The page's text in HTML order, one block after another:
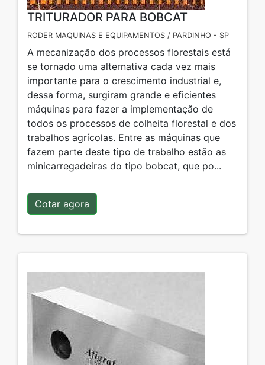
TRITURADOR PARA BOBCAT
RODER MAQUINAS E EQUIPAMENTOS / PARDINHO - SP
A mecanização dos processos florestais está
se tornado uma alternativa cada vez mais
importante para o crescimento industrial e,
dessa forma, surgiram grande e eficientes
máquinas para fazer a implementação de
todos os processos de colheita florestal e dos
trabalhos agrícolas. Entre as máquinas que
fazem parte deste tipo de trabalho estão as
minicarregadeiras do tipo bobcat, que po...
Cotar agora